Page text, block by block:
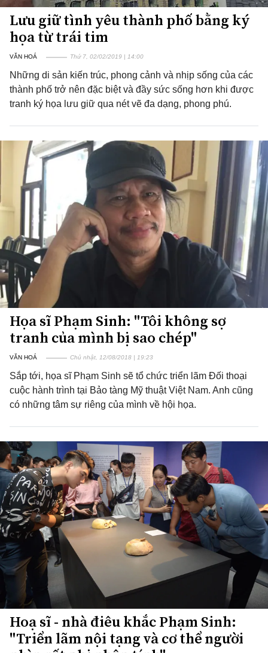
Lưu giữ tình yêu thành phố bằng ký
họa từ trái tim
VĂN HOÁ Thứ 7, 02/02/2019 | 14:00
Những di sản kiến trúc, phong cảnh và nhịp sống của các
thành phố trở nên đặc biệt và đầy sức sống hơn khi được
tranh ký họa lưu giữ qua nét vẽ đa dạng, phong phú.
Họa sĩ Phạm Sinh: "Tôi không sợ
tranh của mình bị sao chép"
VĂN HOÁ Chủ nhật, 12/08/2018 | 19:23
Sắp tới, họa sĩ Phạm Sinh sẽ tổ chức triển lãm Đối thoại
cuộc hành trình tại Bảo tàng Mỹ thuật Việt Nam. Anh cũng
có những tâm sự riêng của mình về hội họa.
Hoạ sĩ - nhà điêu khắc Phạm Sinh:
"Triển lãm nội tạng và cơ thể người